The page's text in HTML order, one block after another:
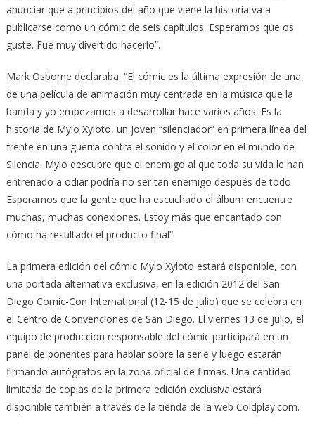
anunciar que a principios del año que viene la historia va a
publicarse como un cómic de seis capítulos. Esperamos que os
guste. Fue muy divertido hacerlo”.
Mark Osborne declaraba: “El cómic es la última expresión de una
de una película de animación muy centrada en la música que la
banda y yo empezamos a desarrollar hace varios años. Es la
historia de Mylo Xyloto, un joven “silenciador” en primera línea del
frente en una guerra contra el sonido y el color en el mundo de
Silencia. Mylo descubre que el enemigo al que toda su vida le han
entrenado a odiar podría no ser tan enemigo después de todo.
Esperamos que la gente que ha escuchado el álbum encuentre
muchas, muchas conexiones. Estoy más que encantado con
cómo ha resultado el producto final”.
La primera edición del cómic Mylo Xyloto estará disponible, con
una portada alternativa exclusiva, en la edición 2012 del San
Diego Comic-Con International (12-15 de julio) que se celebra en
el Centro de Convenciones de San Diego. El viernes 13 de julio, el
equipo de producción responsable del cómic participará en un
panel de ponentes para hablar sobre la serie y luego estarán
firmando autógrafos en la zona oficial de firmas. Una cantidad
limitada de copias de la primera edición exclusiva estará
disponible también a través de la tienda de la web Coldplay.com.